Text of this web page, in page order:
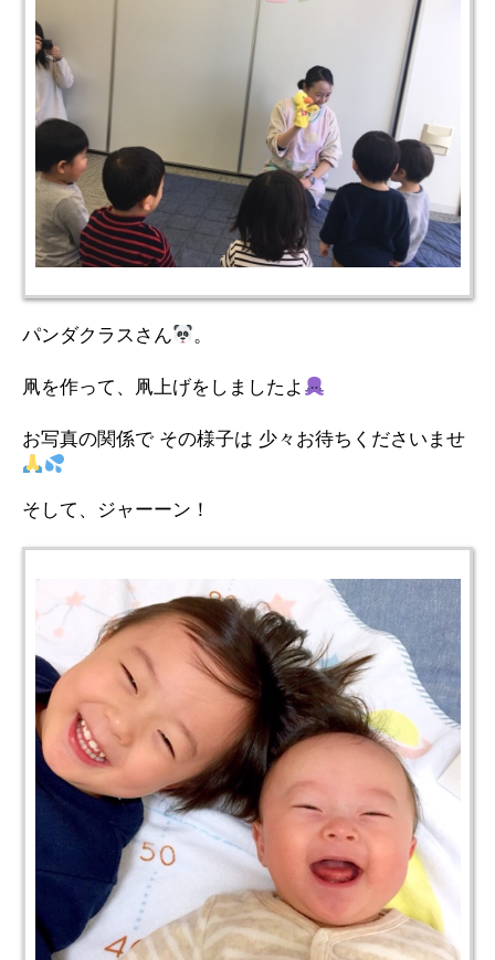
パンダクラスさん 。
凧を作って、凧上げをしましたよ
お写真の関係で その様子は 少々お待ちくださいませ
そして、ジャーーン！